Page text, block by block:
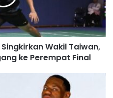
Wakil Taiwan,
ke Perempat Final